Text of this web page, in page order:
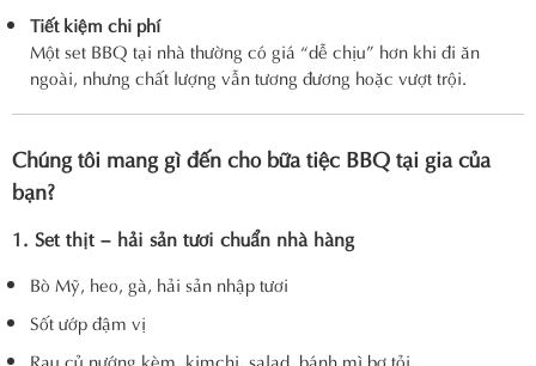
Tiết kiệm chi phí
Một set BBQ tại nhà thường có giá “dễ chịu” hơn khi đi ăn
ngoài, nhưng chất lượng vẫn tương đương hoặc vượt trội.
Chúng tôi mang gì đến cho bữa tiệc BBQ tại gia của
bạn?
1. Set thịt – hải sản tươi chuẩn nhà hàng
Bò Mỹ, heo, gà, hải sản nhập tươi
Sốt ướp đậm vị
Rau củ nướng kèm, kimchi, salad, bánh mì bơ tỏi…